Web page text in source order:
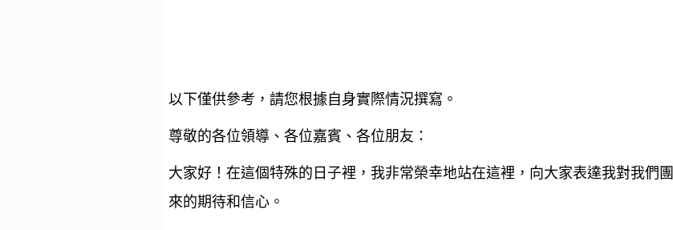
以下僅供參考，請您根據自身實際情況撰寫。
尊敬的各位領導、各位嘉賓、各位朋友：
大家好！在這個特殊的日子裡，我非常榮幸地站在這裡，向大家表達我對我們
來的期待和信心。